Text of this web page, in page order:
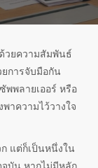
วยความสัมพันธ์
การจับมือกัน
พพลายเออร์ หรือ
าความไว้วางใจ
แต่ก็เป็นหนึ่งใน